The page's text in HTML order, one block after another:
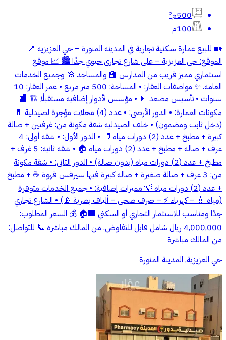
500م²
100م
🏡 للبيع عمارة سكنية تجارية في المدينة المنورة – حي العزيزية 📍
الموقع: حي العزيزية – على شارع تجاري حيوي جدًا 🏙️ 📈 موقع
استثماري مميز قريب من المدارس 🏫 والمساجد 🕌 وجميع الخدمات
العامة. ✨ مواصفات العقار: • المساحة: 500 متر مربع • عمر العقار: 10
سنوات • تأسيس مصعد 🚪 • مؤسس لأدوار إضافية مستقبلًا 🏗️ 🏬
مكونات العمارة: • الدور الأرضي: • عدد (4) محلات مؤجرة لصيدلية 💊
(دخل ثابت ومضمون) • خلف الصيدلية شقة مكونة من: غرفتين + صالة
كبيرة + مطبخ + عدد (2) دورات مياه 🛁 • الدور الأول: • شقة أولى: 4
غرف + صالة + مطبخ + عدد (2) دورات مياه 🏠 • شقة ثانية: 5 غرف +
مطبخ + عدد (2) دورات مياه (بدون صالة) • الدور الثاني: • شقة مكونة
من: 3 غرف + صالة صغيرة + صالة كبيرة فيها سيرفس قهوة ☕ + مطبخ
+ عدد (2) دورات مياه 💡 مميزات إضافية: • جميع الخدمات متوفرة
(مياه 💧 – كهرباء ⚡ – صرف صحي – ألياف بصرية 📡) • الشارع تجاري
جدًا ومناسب للاستثمار التجاري أو السكني 🏢🏠 💰 السعر المطلوب:
4,000,000 ريال شامل قابل للتفاوض. من المالك مباشرة 📞 للتواصل:
من المالك مباشرة
حي العزيزية, المدينة المنورة